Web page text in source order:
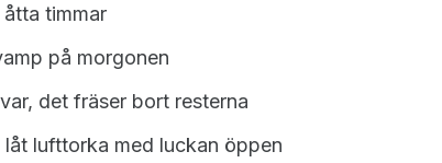
timmar
på morgonen
det fräser bort resterna
lufttorka med luckan öppen